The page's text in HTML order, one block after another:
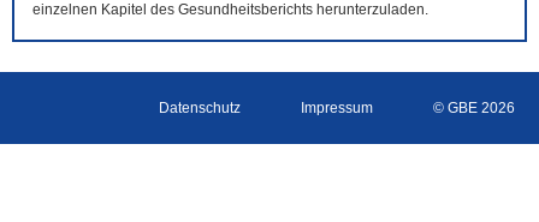
einzelnen Kapitel des Gesundheitsberichts herunterzuladen.
Datenschutz Impressum © GBE 2026